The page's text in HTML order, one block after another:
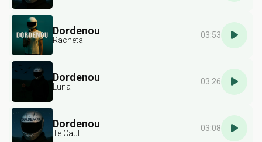
Dordenou
Racheta
03:53
Dordenou
Luna
03:26
Dordenou
Te Caut
03:08